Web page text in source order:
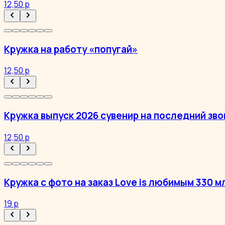
12,50 р
Кружка на работу «попугай»
12,50 р
Кружка выпуск 2026 сувенир на последний
12,50 р
Кружка с фото на заказ Love is любимым 330
19 р